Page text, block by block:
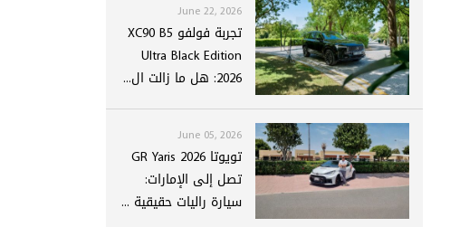
June 22, 2026
تجربة فولفو XC90 B5
Ultra Black Edition
2026: هل ما زالت ال...
June 05, 2026
تويوتا GR Yaris 2026
تصل إلى الإمارات:
سيارة راليات حقيقية ...